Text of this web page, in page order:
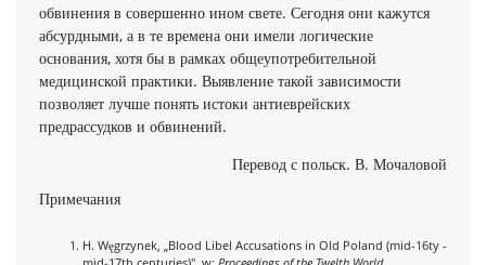
обвинения в совершенно ином свете. Сегодня они кажутся
абсурдными, а в те времена они имели логические
основания, хотя бы в рамках общеупотребительной
медицинской практики. Выявление такой зависимости
позволяет лучше понять истоки антиеврейских
предрассудков и обвинений.
Перевод с польск. В. Мочаловой
Примечания
H. Węgrzynek, „Blood Libel Accusations in Old Poland (mid-16ty -